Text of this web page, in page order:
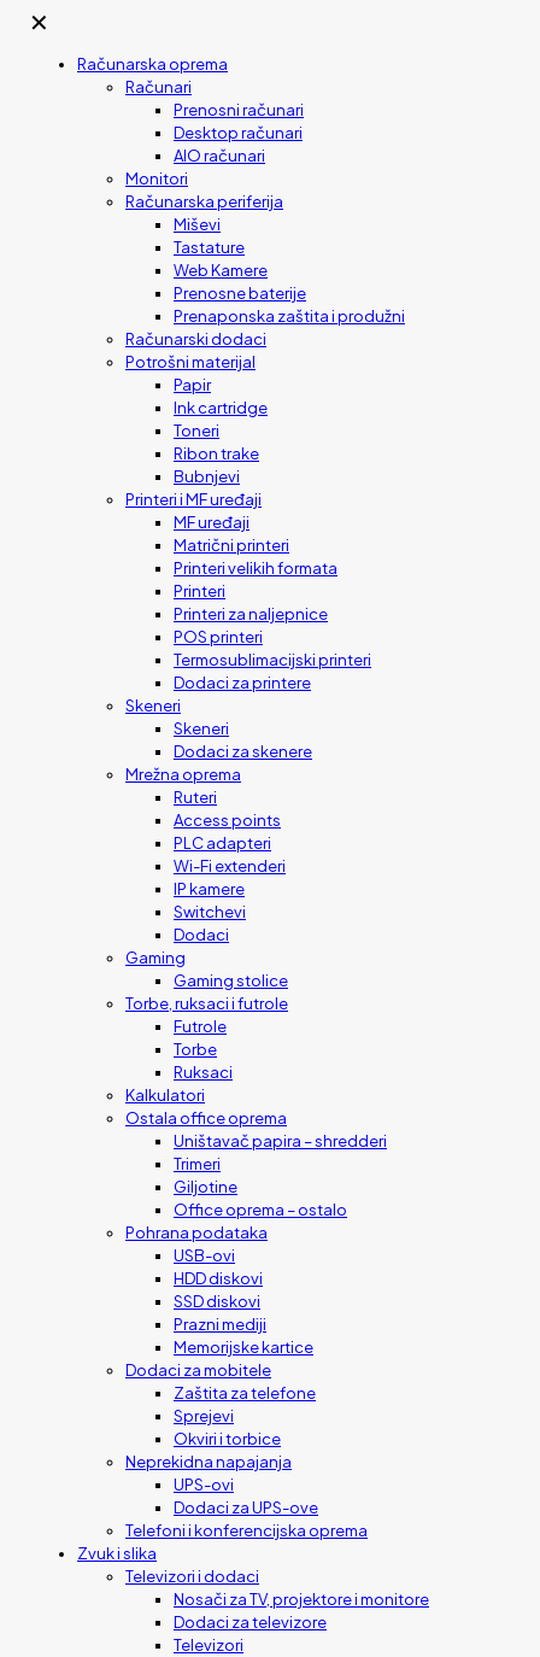
✕
Računarska oprema
Računari
Prenosni računari
Desktop računari
AIO računari
Monitori
Računarska periferija
Miševi
Tastature
Web Kamere
Prenosne baterije
Prenaponska zaštita i produžni
Računarski dodaci
Potrošni materijal
Papir
Ink cartridge
Toneri
Ribon trake
Bubnjevi
Printeri i MF uređaji
MF uređaji
Matrični printeri
Printeri velikih formata
Printeri
Printeri za naljepnice
POS printeri
Termosublimacijski printeri
Dodaci za printere
Skeneri
Skeneri
Dodaci za skenere
Mrežna oprema
Ruteri
Access points
PLC adapteri
Wi-Fi extenderi
IP kamere
Switchevi
Dodaci
Gaming
Gaming stolice
Torbe, ruksaci i futrole
Futrole
Torbe
Ruksaci
Kalkulatori
Ostala office oprema
Uništavač papira – shredderi
Trimeri
Giljotine
Office oprema – ostalo
Pohrana podataka
USB-ovi
HDD diskovi
SSD diskovi
Prazni mediji
Memorijske kartice
Dodaci za mobitele
Zaštita za telefone
Sprejevi
Okviri i torbice
Neprekidna napajanja
UPS-ovi
Dodaci za UPS-ove
Telefoni i konferencijska oprema
Zvuk i slika
Televizori i dodaci
Nosači za TV, projektore i monitore
Dodaci za televizore
Televizori